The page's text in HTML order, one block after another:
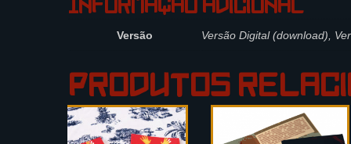
Informação adicional
Versão Versão Digital (download),
Produtos